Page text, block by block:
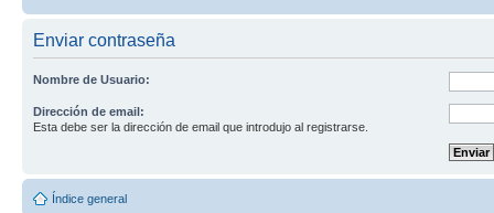
Enviar contraseña
Nombre de Usuario:
Dirección de email:
Esta debe ser la dirección de email que introdujo al registrarse.
Índice general